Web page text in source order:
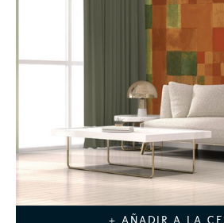
+ AÑADIR A LA